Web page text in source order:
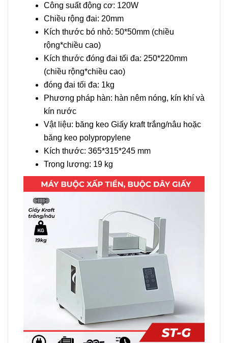
Công suất động cơ: 120W
Chiều rộng đai: 20mm
Kích thước bó nhỏ: 50*50mm (chiều
rộng*chiều cao)
Kích thước đóng đai tối đa: 250*220mm
(chiều rộng*chiều cao)
đóng đai tối đa: 1kg
Phương pháp hàn: hàn nêm nóng, kín khí và
kín nước
Vật liệu: băng keo Giấy kraft trắng/nâu hoặc
băng keo polypropylene
Kích thước: 365*315*245 mm
Trọng lượng: 19 kg